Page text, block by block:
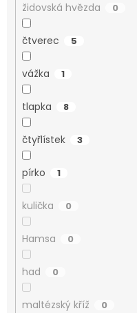
židovská hvězda 0
čtverec 5
vážka 1
tlapka 8
čtyřlístek 3
pírko 1
kulička 0
Hamsa 0
had 0
maltézský kříž 0